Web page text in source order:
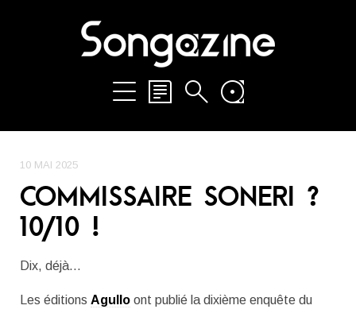
10 MAI 2025
COMMISSAIRE SONERI ?
10/10 !
Dix, déjà…
Les éditions Agullo ont publié la dixième enquête du